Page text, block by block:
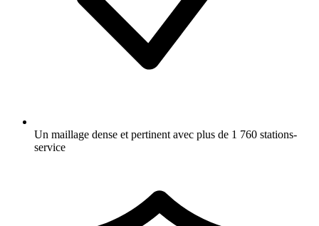
Un maillage dense et pertinent avec plus de 1 760 stations-
service